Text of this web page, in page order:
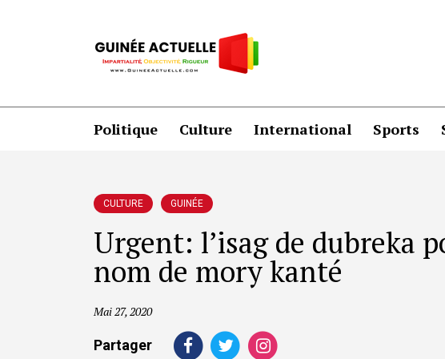
Politique Culture International Sports
CULTURE GUINÉE
Urgent: l’isag de dubreka
nom de mory kanté
Mai 27, 2020
Partager